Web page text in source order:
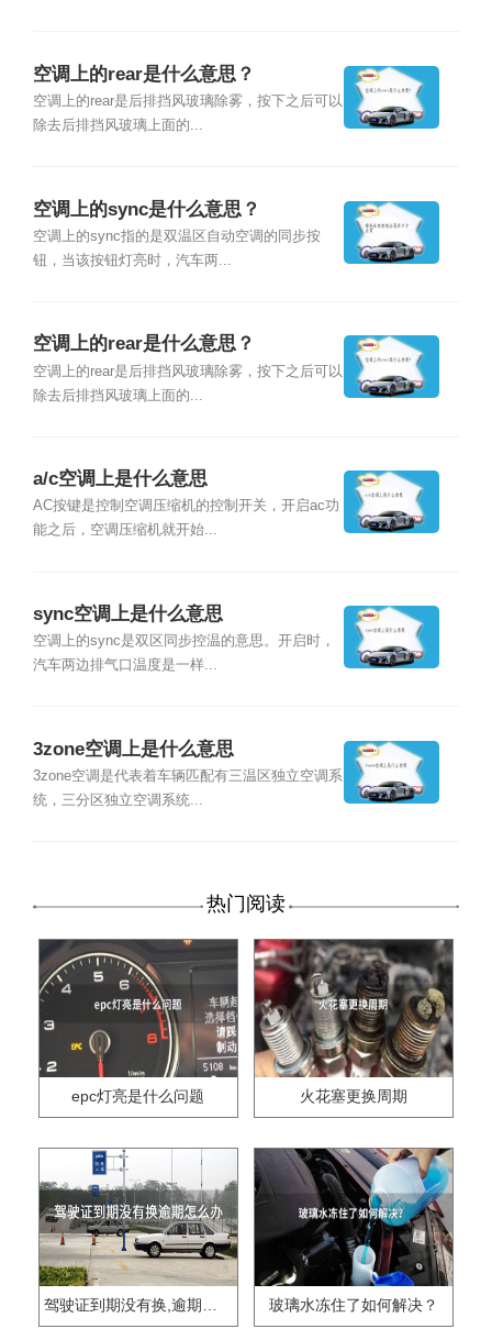
空调上的rear是什么意思？
空调上的rear是后排挡风玻璃除雾，按下之后可以
除去后排挡风玻璃上面的...
空调上的sync是什么意思？
空调上的sync指的是双温区自动空调的同步按
钮，当该按钮灯亮时，汽车两...
空调上的rear是什么意思？
空调上的rear是后排挡风玻璃除雾，按下之后可以
除去后排挡风玻璃上面的...
a/c空调上是什么意思
AC按键是控制空调压缩机的控制开关，开启ac功
能之后，空调压缩机就开始...
sync空调上是什么意思
空调上的sync是双区同步控温的意思。开启时，
汽车两边排气口温度是一样...
3zone空调上是什么意思
3zone空调是代表着车辆匹配有三温区独立空调系
统，三分区独立空调系统...
热门阅读
epc灯亮是什么问题 火花塞更换周期
驾驶证到期没有换,逾期怎么办?? 玻璃水冻住了如何解决？